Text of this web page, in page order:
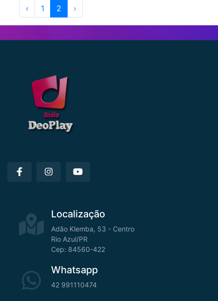
‹ 1 2 ›
Localização
Adão Klemba, 53 - Centro
Rio Azul/PR
Cep: 84560-422
Whatsapp
42 991110474